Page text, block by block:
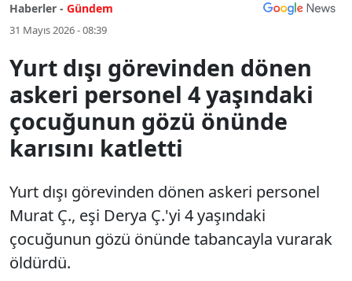
Haberler - Gündem
31 Mayıs 2026 - 08:39
Yurt dışı görevinden dönen
askeri personel 4 yaşındaki
çocuğunun gözü önünde
karısını katletti
Yurt dışı görevinden dönen askeri personel
Murat Ç., eşi Derya Ç.'yi 4 yaşındaki
çocuğunun gözü önünde tabancayla vurarak
öldürdü.